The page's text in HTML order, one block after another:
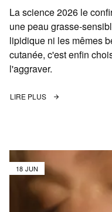
La science 2026 le
une peau grasse-
lipidique ni les mêmes
cutanée, c'est enfin
l'aggraver.
LIRE PLUS
18 JUN